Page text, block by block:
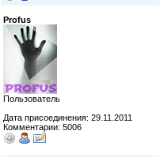
Profus
Пользователь
Дата присоединения: 29.11.2011
Комментарии: 5006